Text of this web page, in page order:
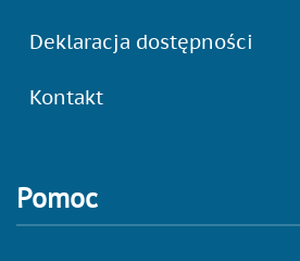
Deklaracja dostępności
Kontakt
Pomoc